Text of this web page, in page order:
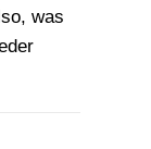
was